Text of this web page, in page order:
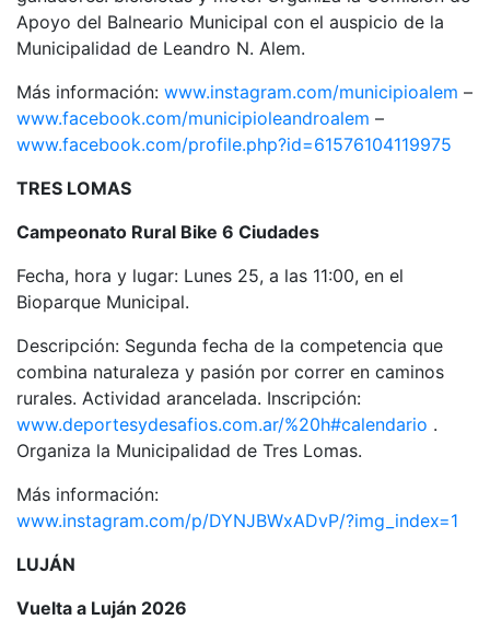
Apoyo del Balneario Municipal con el auspicio de la
Municipalidad de Leandro N. Alem.
Más información: www.instagram.com/municipioalem –
www.facebook.com/municipioleandroalem –
www.facebook.com/profile.php?id=61576104119975
TRES LOMAS
Campeonato Rural Bike 6 Ciudades
Fecha, hora y lugar: Lunes 25, a las 11:00, en el
Bioparque Municipal.
Descripción: Segunda fecha de la competencia que
combina naturaleza y pasión por correr en caminos
rurales. Actividad arancelada. Inscripción:
www.deportesydesafios.com.ar/%20h#calendario .
Organiza la Municipalidad de Tres Lomas.
Más información:
www.instagram.com/p/DYNJBWxADvP/?img_index=1
LUJÁN
Vuelta a Luján 2026